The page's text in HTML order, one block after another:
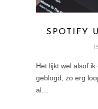
SPOTIFY
Het lijkt wel alsof
geblogd, zo erg
al…